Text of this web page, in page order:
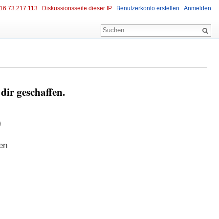
geschaffen.
Diskussionsseite dieser IP Benutzerkonto erstellen Anmelden